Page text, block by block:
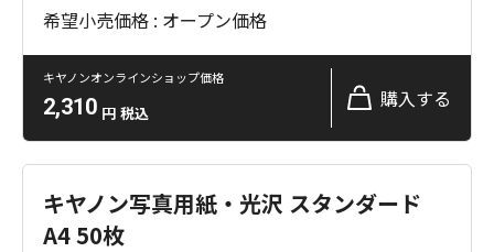
希望小売価格 : オープン価格
キヤノンオンラインショップ価格
2,310 円 税込
購入する
キヤノン写真用紙・光沢 スタンダード
A4 50枚